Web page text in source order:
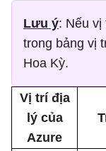
Lưu ý: Nếu
trong bảng vị
Hoa Kỳ.
Vị trí địa
lý của
Azure